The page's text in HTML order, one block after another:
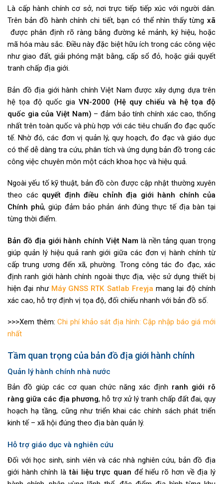
Là cấp hành chính cơ sở, nơi trực tiếp tiếp xúc với người dân.
Trên bản đồ hành chính chi tiết, bạn có thể nhìn thấy từng xã
được phân định rõ ràng bằng đường kẻ mảnh, ký hiệu, hoặc
mã hóa màu sắc. Điều này đặc biệt hữu ích trong các công việc
như giao đất, giải phóng mặt bằng, cấp sổ đỏ, hoặc giải quyết
tranh chấp địa giới.
Bản đồ địa giới hành chính Việt Nam được xây dựng dựa trên
hệ tọa độ quốc giaVN-2000 (Hệ quy chiếu và hệ tọa độ
quốc gia của Việt Nam) – đảm bảo tính chính xác cao, thống
nhất trên toàn quốc và phù hợp với các tiêu chuẩn đo đạc quốc
tế. Nhờ đó, các đơn vị quản lý, quy hoạch, đo đạc và giáo dục
có thể dễ dàng tra cứu, phân tích và ứng dụng bản đồ trong các
công việc chuyên môn một cách khoa học và hiệu quả.
Ngoài yếu tố kỹ thuật, bản đồ còn được cập nhật thường xuyên
theo các quyết định điều chỉnh địa giới hành chính của
Chính phủ, giúp đảm bảo phản ánh đúng thực tế địa bàn tại
từng thời điểm.
Bản đồ địa giới hành chính Việt Nam là nền tảng quan trọng
giúp quản lý hiệu quả ranh giới giữa các đơn vị hành chính từ
cấp trung ương đến xã, phường. Trong công tác đo đạc, xác
định ranh giới hành chính ngoài thực địa, việc sử dụng thiết bị
hiện đại như Máy GNSS RTK Satlab Freyja mang lại độ chính
xác cao, hỗ trợ định vị tọa độ, đối chiếu nhanh với bản đồ số.
>>>Xem thêm:Chi phí khảo sát địa hình: Cập nhập báo giá mới
nhất
Tầm quan trọng của bản đồ địa giới hành chính
Quản lý hành chính nhà nước
Bản đồ giúp các cơ quan chức năng xác định ranh giới rõ
ràng giữa các địa phương, hỗ trợ xử lý tranh chấp đất đai, quy
hoạch hạ tầng, cũng như triển khai các chính sách phát triển
kinh tế – xã hội đúng theo địa bàn quản lý.
Hỗ trợ giáo dục và nghiên cứu
Đối với học sinh, sinh viên và các nhà nghiên cứu, bản đồ địa
giới hành chính làtài liệu trực quan để hiểu rõ hơn về địa lý